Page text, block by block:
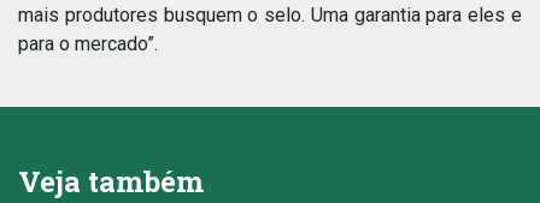
mais produtores busquem o selo. Uma garantia para eles e
para o mercado”.
Veja também